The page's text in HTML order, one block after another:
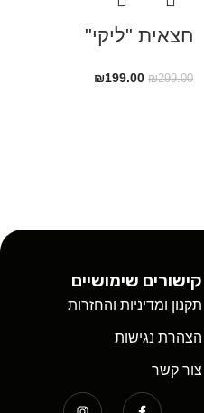
חצאית "ליקי"
₪299.00
₪199.00
קישורים שימושיים
תקנון ומדיניות והחזרות
הצהרת נגישות
צור קשר